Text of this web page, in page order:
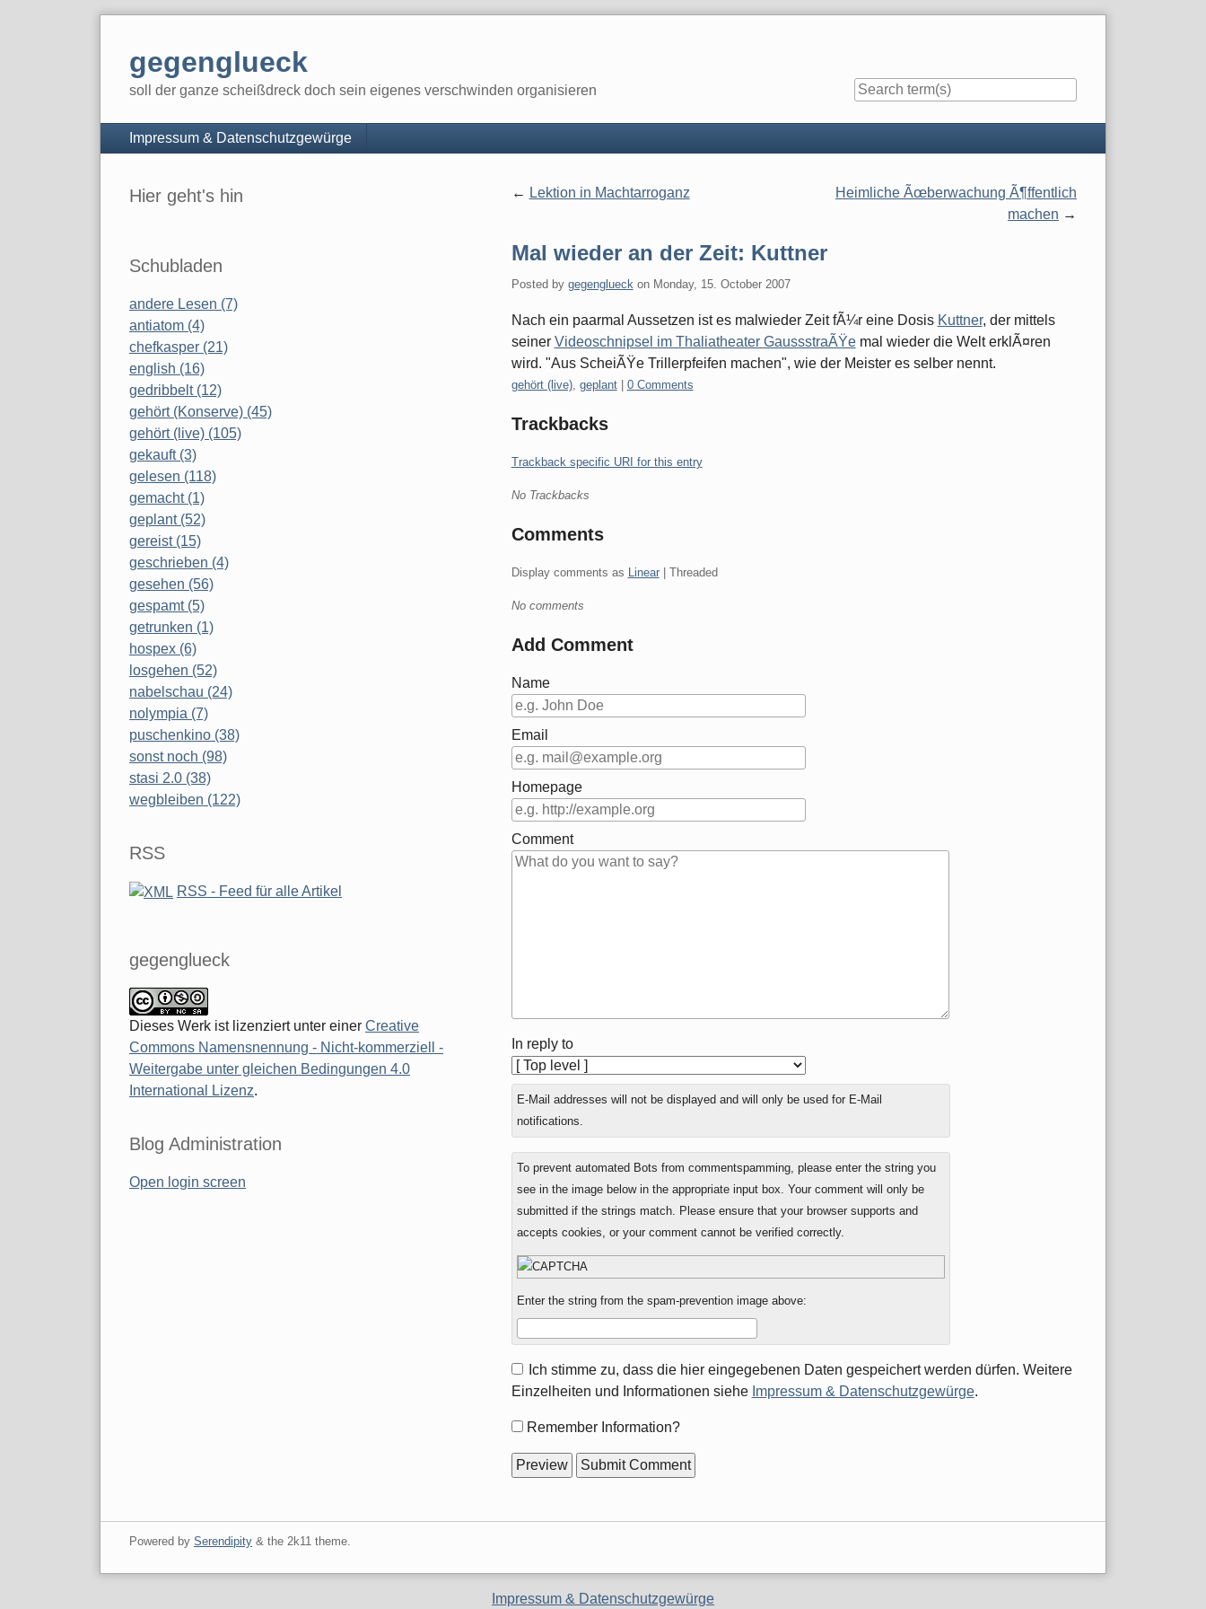
gegenglueck
soll der ganze scheißdreck doch sein eigenes verschwinden organisieren
Navigation
Impressum & Datenschutzgewürge
Lektion in Machtarroganz
Heimliche Ãœberwachung Ã¶ffentlich
machen
Mal wieder an der Zeit: Kuttner
Posted by gegenglueckon Monday, 15. October 2007
Nach ein paarmal Aussetzen ist es malwieder Zeit fÃ¼r eine Dosis Kuttner, der mittels
seiner Videoschnipsel im Thaliatheater GaussstraÃŸemal wieder die Welt erklÃ¤ren
wird. "Aus ScheiÃŸe Trillerpfeifen machen", wie der Meister es selber nennt.
Categories:
gehört (live), geplant| 0 Comments
Trackbacks
Trackback specific URI for this entry
No Trackbacks
Comments
Display comments as Linear| Threaded
No comments
Add Comment
Name
Email
Homepage
Comment
In reply to
E-Mail addresses will not be displayed and will only be used for E-Mail
notifications.
To prevent automated Bots from commentspamming, please enter the string you
see in the image below in the appropriate input box. Your comment will only be
submitted if the strings match. Please ensure that your browser supports and
accepts cookies, or your comment cannot be verified correctly.
Enter the string from the spam-prevention image above:
Ich stimme zu, dass die hier eingegebenen Daten gespeichert werden dürfen. Weitere
Einzelheiten und Informationen siehe Impressum & Datenschutzgewürge.
FormRemember Information?
Sidebar
Hier geht's hin
Schubladen
andere Lesen (7)
antiatom (4)
chefkasper (21)
english (16)
gedribbelt (12)
gehört (Konserve) (45)
gehört (live) (105)
gekauft (3)
gelesen (118)
gemacht (1)
geplant (52)
gereist (15)
geschrieben (4)
gesehen (56)
gespamt (5)
getrunken (1)
hospex (6)
losgehen (52)
nabelschau (24)
nolympia (7)
puschenkino (38)
sonst noch (98)
stasi 2.0 (38)
wegbleiben (122)
RSS
RSS - Feed für alle Artikel
gegenglueck
Dieses Werk ist lizenziert unter einer Creative
Commons Namensnennung - Nicht-kommerziell -
Weitergabe unter gleichen Bedingungen 4.0
International Lizenz.
Blog Administration
Open login screen
Powered by Serendipity& the 2k11 theme.
Impressum & Datenschutzgewürge